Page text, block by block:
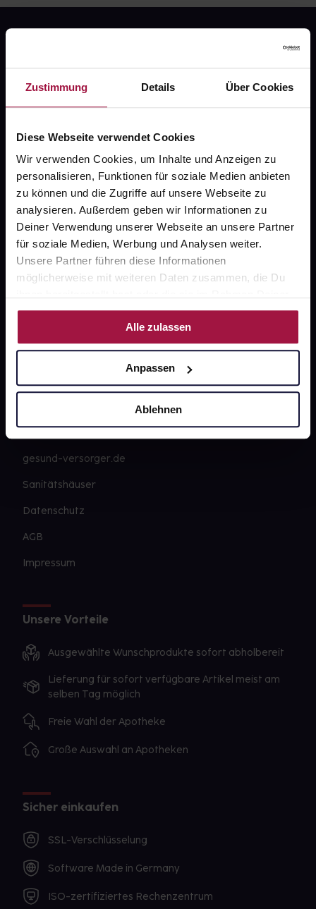
Zustimmung Details Über Cookies
Diese Webseite verwendet Cookies
Wir verwenden Cookies, um Inhalte und Anzeigen zu
personalisieren, Funktionen für soziale Medien anbieten
zu können und die Zugriffe auf unsere Webseite zu
analysieren. Außerdem geben wir Informationen zu
Deiner Verwendung unserer Webseite an unsere Partner
für soziale Medien, Werbung und Analysen weiter.
Unsere Partner führen diese Informationen
möglicherweise mit weiteren Daten zusammen, die Du
Nutzung der Dienste gesammelt haben.
Alle zulassen
Anpassen
Ablehnen
Kontakt
FAQ
Widerrufsformular
gesund.de
Karriere
Barrierefreiheitserklärung
gesund-versorger.de
Sanitätshäuser
Datenschutz
AGB
Impressum
Unsere Vorteile
Ausgewählte Wunschprodukte sofort abholbereit
Lieferung für sofort verfügbare Artikel meist am
selben Tag möglich
Freie Wahl der Apotheke
Große Auswahl an Apotheken
Sicher einkaufen
SSL-Verschlüsselung
Software Made in Germany
ISO-zertifiziertes Rechenzentrum